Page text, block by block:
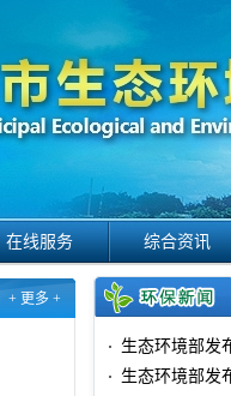
在线服务 综合资讯
+ 更多 +
生态环境部发
生态环境部发